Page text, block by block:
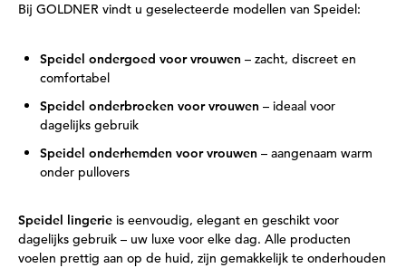
Bij GOLDNER vindt u geselecteerde modellen van Speidel:
Speidel ondergoed voor vrouwen – zacht, discreet en
comfortabel
Speidel onderbroeken voor vrouwen – ideaal voor
dagelijks gebruik
Speidel onderhemden voor vrouwen – aangenaam warm
onder pullovers
Speidel lingerie is eenvoudig, elegant en geschikt voor
dagelijks gebruik – uw luxe voor elke dag. Alle producten
voelen prettig aan op de huid, zijn gemakkelijk te onderhouden